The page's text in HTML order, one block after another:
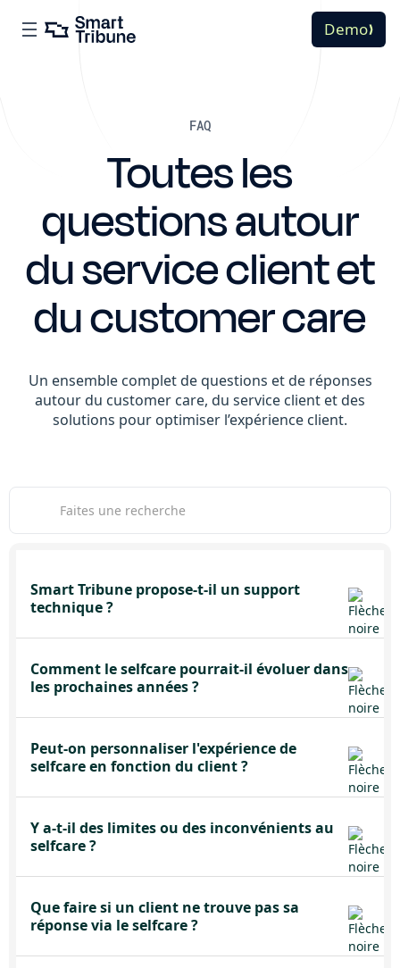
Demo
FAQ
Toutes les
questions autour
du service client et
du customer care
Un ensemble complet de questions et de réponses
autour du customer care, du service client et des
solutions pour optimiser l’expérience client.
Smart Tribune propose-t-il un support
technique ?
Comment le selfcare pourrait-il évoluer dans
les prochaines années ?
Peut-on personnaliser l'expérience de
selfcare en fonction du client ?
Y a-t-il des limites ou des inconvénients au
selfcare ?
Que faire si un client ne trouve pas sa
réponse via le selfcare ?